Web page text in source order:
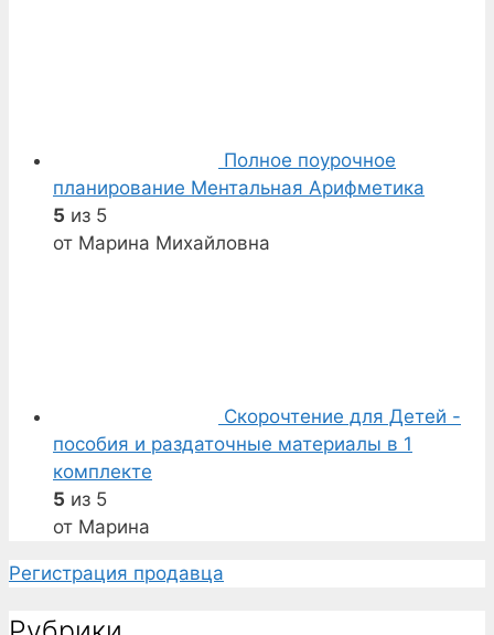
Полное поурочное
планирование Ментальная Арифметика
5 из 5
от Марина Михайловна
Скорочтение для Детей -
пособия и раздаточные материалы в 1
комплекте
5 из 5
от Марина
Регистрация продавца